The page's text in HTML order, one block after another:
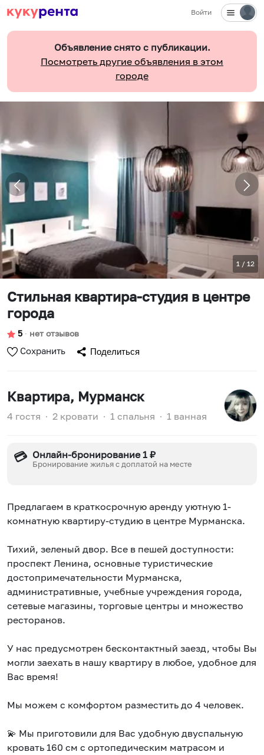
Войти
Объявление снято с публикации.
Посмотреть другие объявления в этом
городе
1 / 12
Стильная квартира-студия в центре
города
5 ∙ нет отзывов
Сохранить Поделиться
Квартира, Мурманск
4 гостя ∙ 2 кровати ∙ 1 спальня ∙ 1 ванная
💳 Онлайн-бронирование 1 ₽
Бронирование жилья с доплатой на месте
Предлагаем в краткосрочную аренду уютную 1-
комнатную квартиру-студию в центре Мурманска.
Тихий, зеленый двор. Все в пешей доступности:
проспект Ленина, основные туристические
достопримечательности Мурманска,
административные, учебные учреждения города,
сетевые магазины, торговые центры и множество
ресторанов.
У нас предусмотрен бесконтактный заезд, чтобы Вы
могли заехать в нашу квартиру в любое, удобное для
Вас время!
Мы можем с комфортом разместить до 4 человек.
💫 Мы приготовили для Вас удобную двуспальную
кровать 160 см с ортопедическим матрасом и